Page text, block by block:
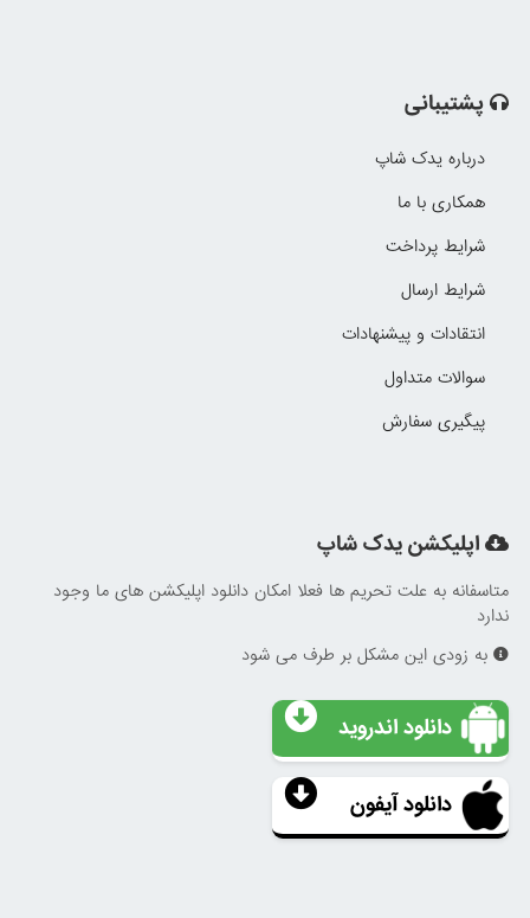
پشتیبانی
درباره یدک شاپ
همکاری با ما
شرایط پرداخت
شرایط ارسال
انتقادات و پیشنهادات
سوالات متداول
پیگیری سفارش
اپلیکشن یدک شاپ
متاسفانه به علت تحریم ها فعلا امکان دانلود اپلیکشن های ما وجود
ندارد
به زودی این مشکل بر طرف می شود
دانلود اندروید
دانلود آیفون